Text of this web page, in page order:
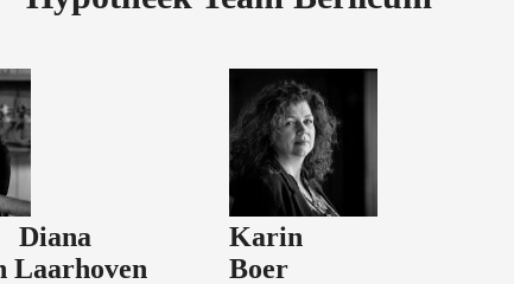
Diana
Laarhoven
Karin
Boer